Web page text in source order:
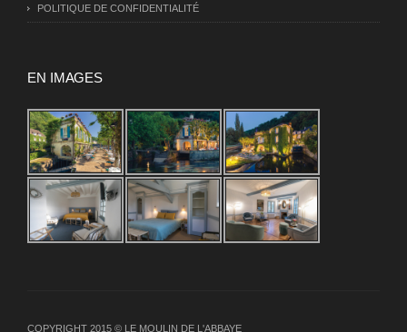
POLITIQUE DE CONFIDENTIALITÉ
EN IMAGES
COPYRIGHT 2015 © LE MOULIN DE L'ABBAYE